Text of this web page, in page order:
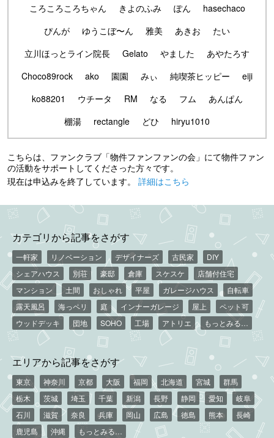
ころころころちゃん
きよのふみ ぽん
hasechaco
ぴんが
ゆうこぼ〜ん 雅美 あきお
たい
立川ほっとライン院長
Gelato やました
あやたろす
Choco89rock
ako 園園 みぃ 純喫茶ヒッピー
eiji
ko88201
ウチータ RM なる フム
あんぱん
棚湯
rectangle どひ hiryu1010
こちらは、ファンクラブ「物件ファンファンの会」にて物件ファン
の活動をサポートしてくださった方々です。
現在は申込みを終了しています。 詳細はこちら
カテゴリから記事をさがす
一軒家 リノベーション デザイナーズ 古民家
DIY
シェアハウス
別荘 豪邸 倉庫 スケスケ
店舗付住宅
マンション
土間 おしゃれ 平屋 ガレージハウス
自転車
露天風呂
海っペリ 庭 インナーガレージ 屋上
ペット可
ウッドデッキ
団地 SOHO 工場 アトリエ もっとみる…
エリアから記事をさがす
東京 神奈川 京都 大阪 福岡 北海道 宮城
群馬
栃木
茨城 埼玉 千葉 新潟 長野 静岡 愛知
岐阜
石川
滋賀 奈良 兵庫 岡山 広島 徳島 熊本
長崎
鹿児島
沖縄 もっとみる…